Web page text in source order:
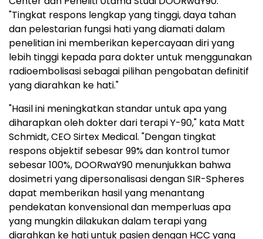
"Tingkat respons lengkap yang tinggi, daya tahan
dan pelestarian fungsi hati yang diamati dalam
penelitian ini memberikan kepercayaan diri yang
lebih tinggi kepada para dokter untuk menggunakan
radioembolisasi sebagai pilihan pengobatan definitif
yang diarahkan ke hati."
"Hasil ini meningkatkan standar untuk apa yang
diharapkan oleh dokter dari terapi Y-90," kata Matt
Schmidt, CEO Sirtex Medical. "Dengan tingkat
respons objektif sebesar 99% dan kontrol tumor
sebesar 100%, DOORwaY90 menunjukkan bahwa
dosimetri yang dipersonalisasi dengan SIR-Spheres
dapat memberikan hasil yang menantang
pendekatan konvensional dan memperluas apa
yang mungkin dilakukan dalam terapi yang
diarahkan ke hati untuk pasien dengan HCC yang